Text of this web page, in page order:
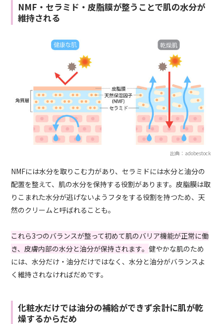
NMF・セラミド・皮脂膜が整うことで肌の水分が
維持される
出典：adobestock
NMFには水分を取りこむ力があり、セラミドには水分と油分の
配置を整えて、肌の水分を保持する役割があります。皮脂膜は取
りこまれた水分が逃げないようフタをする役割を持つため、天
然のクリームと呼ばれることも。
これら3つのバランスが整って初めて肌のバリア機能が正常に働
き、皮膚内部の水分と油分が保持されます。健やかな肌のため
には、水分だけ・油分だけではなく、水分と油分がバランスよ
く維持されなければだめです。
化粧水だけでは油分の補給ができず余計に肌が乾
燥するからだめ